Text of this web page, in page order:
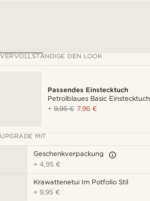
VERVOLLSTÄNDIGE DEN LOOK
Passendes Einstecktuch
Petrolblaues Basic Einstecktuch
+9,95 € 7,96 €
UPGRADE MIT
Geschenkverpackung
+4,95 €
Krawattenetui Im Potfolio Stil
+ 9,95 €